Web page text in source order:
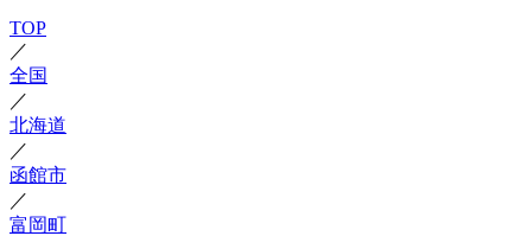
TOP
／
全国
／
北海道
／
函館市
／
富岡町